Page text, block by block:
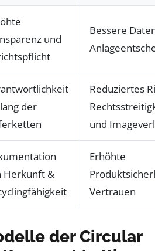
und
Bessere
der
Reduziertes
und
Herkunft &
Erhöhte
Vertrauen
der Circular